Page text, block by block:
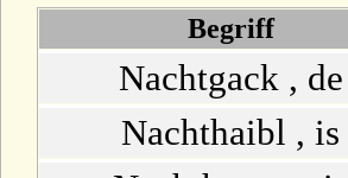
D
E
F
Begriff
Nachtgack , de
Nachthaibl , is